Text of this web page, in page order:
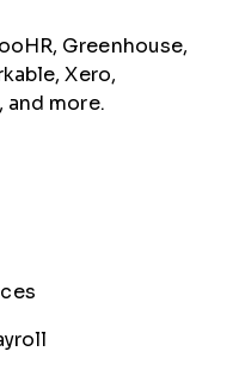
Greenhouse,
Xero,
and more.